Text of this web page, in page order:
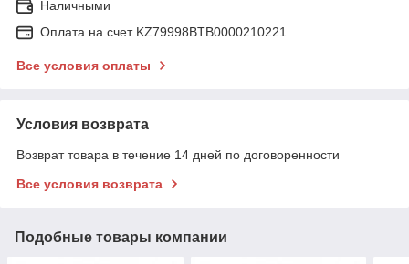
Наличными
Оплата на счет KZ79998BTB0000210221
Все условия оплаты
Условия возврата
Возврат товара в течение 14 дней по договоренности
Все условия возврата
Подобные товары компании